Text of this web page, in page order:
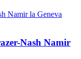
Nash Namir